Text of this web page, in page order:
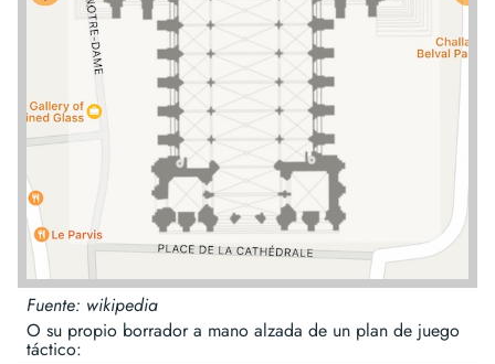
Fuente: wikipedia
O su propio borrador a mano alzada de un plan de juego
táctico: